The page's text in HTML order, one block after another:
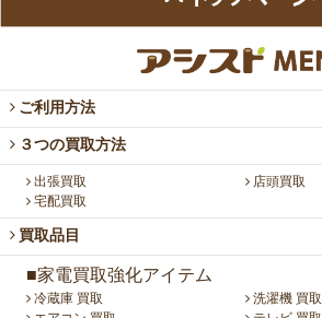
ご利用方法
３つの買取方法
出張買取
店頭買取
宅配買取
買取品目
■家電買取強化アイテム
冷蔵庫 買取
洗濯機 買取